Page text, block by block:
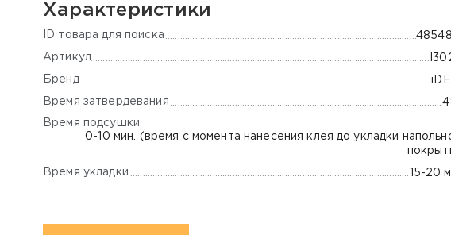
Характеристики
ID товара для поиска
Артикул
Бренд
Время затвердевания
Время подсушки
0-10 мин. (время с момента нанесения клея до укладки
Время укладки 15-20